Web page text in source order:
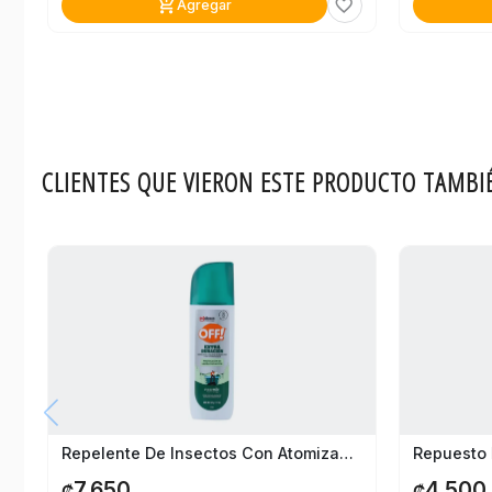
add_shopping_cartAgregar favorite_border
CLIENTES QUE VIERON ESTE PRODUCTO
Repelente De Insectos Con Atomizador Off Extra Duración